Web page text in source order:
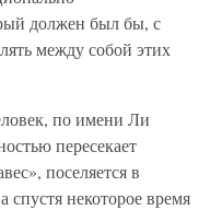
должен был бы, с
между собой этих
по имени Ли
пересекает
поселяется в
некоторое время